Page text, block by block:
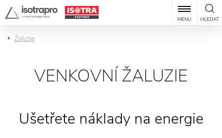
HLEDAT
MENU
Žaluzie
VENKOVNÍ ŽALUZIE
Ušetřete náklady na energie